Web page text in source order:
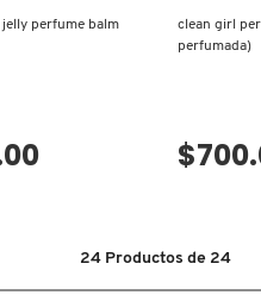
COLLECTION
perfume balm
clean girl
perfumada)
24Productos de 24